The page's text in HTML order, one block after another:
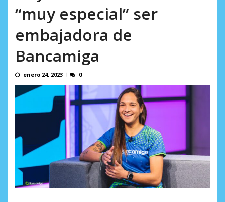
“muy especial” ser
embajadora de
Bancamiga
enero 24, 2023 0